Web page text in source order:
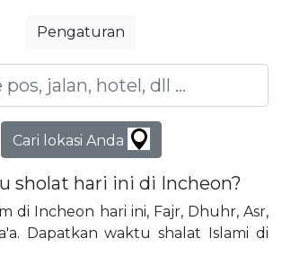
Pengaturan
Cari lokasi Anda
sholat hari ini di Incheon?
di Incheon hari ini, Fajr, Dhuhr, Asr,
Dapatkan waktu shalat Islami di